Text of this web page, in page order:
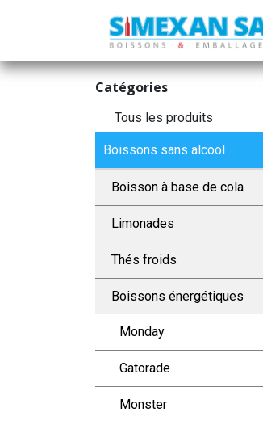
Catégories
Tous les produits
Boissons sans alcool
Boisson à base de cola
Limonades
Thés froids
Boissons énergétiques
Monday
Gatorade
Monster